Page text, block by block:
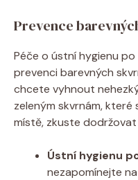
Prevence
Péče o ústní hygienu
prevenci barevných
chcete vyhnout
zeleným skvrnám,
místě, zkuste
Ústní hygienu
nezapomínejte